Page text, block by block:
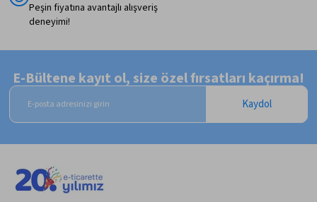
Peşin fiyatına avantajlı alışveriş
deneyimi!
E-Bültene kayıt ol, size özel fırsatları kaçırma!
Kaydol